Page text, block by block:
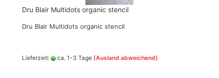
Dru Blair Multidots organic stencil
Dru Blair Multidots organic stencil
Lieferzeit: ca. 1-3 Tage (Ausland abweichend)